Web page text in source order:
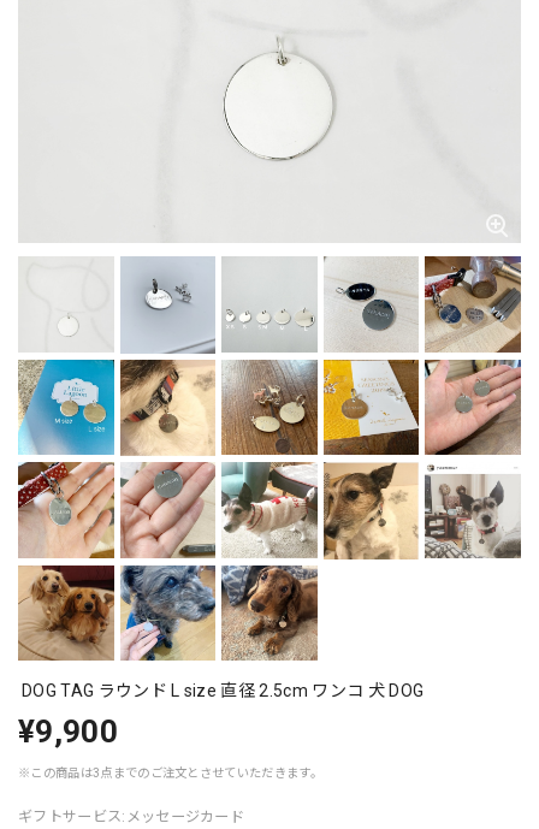
DOG TAG ラウンド L size 直径 2.5cm ワンコ 犬 DOG
¥9,900
※この商品は3点までのご注文とさせていただきます。
ギフトサービス:メッセージカード